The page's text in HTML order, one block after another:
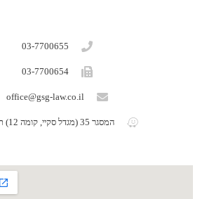
03-7700655
03-7700654
office@gsg-law.co.il
המסגר 35 (מגדל סקיי, קומה 12) תל אביב